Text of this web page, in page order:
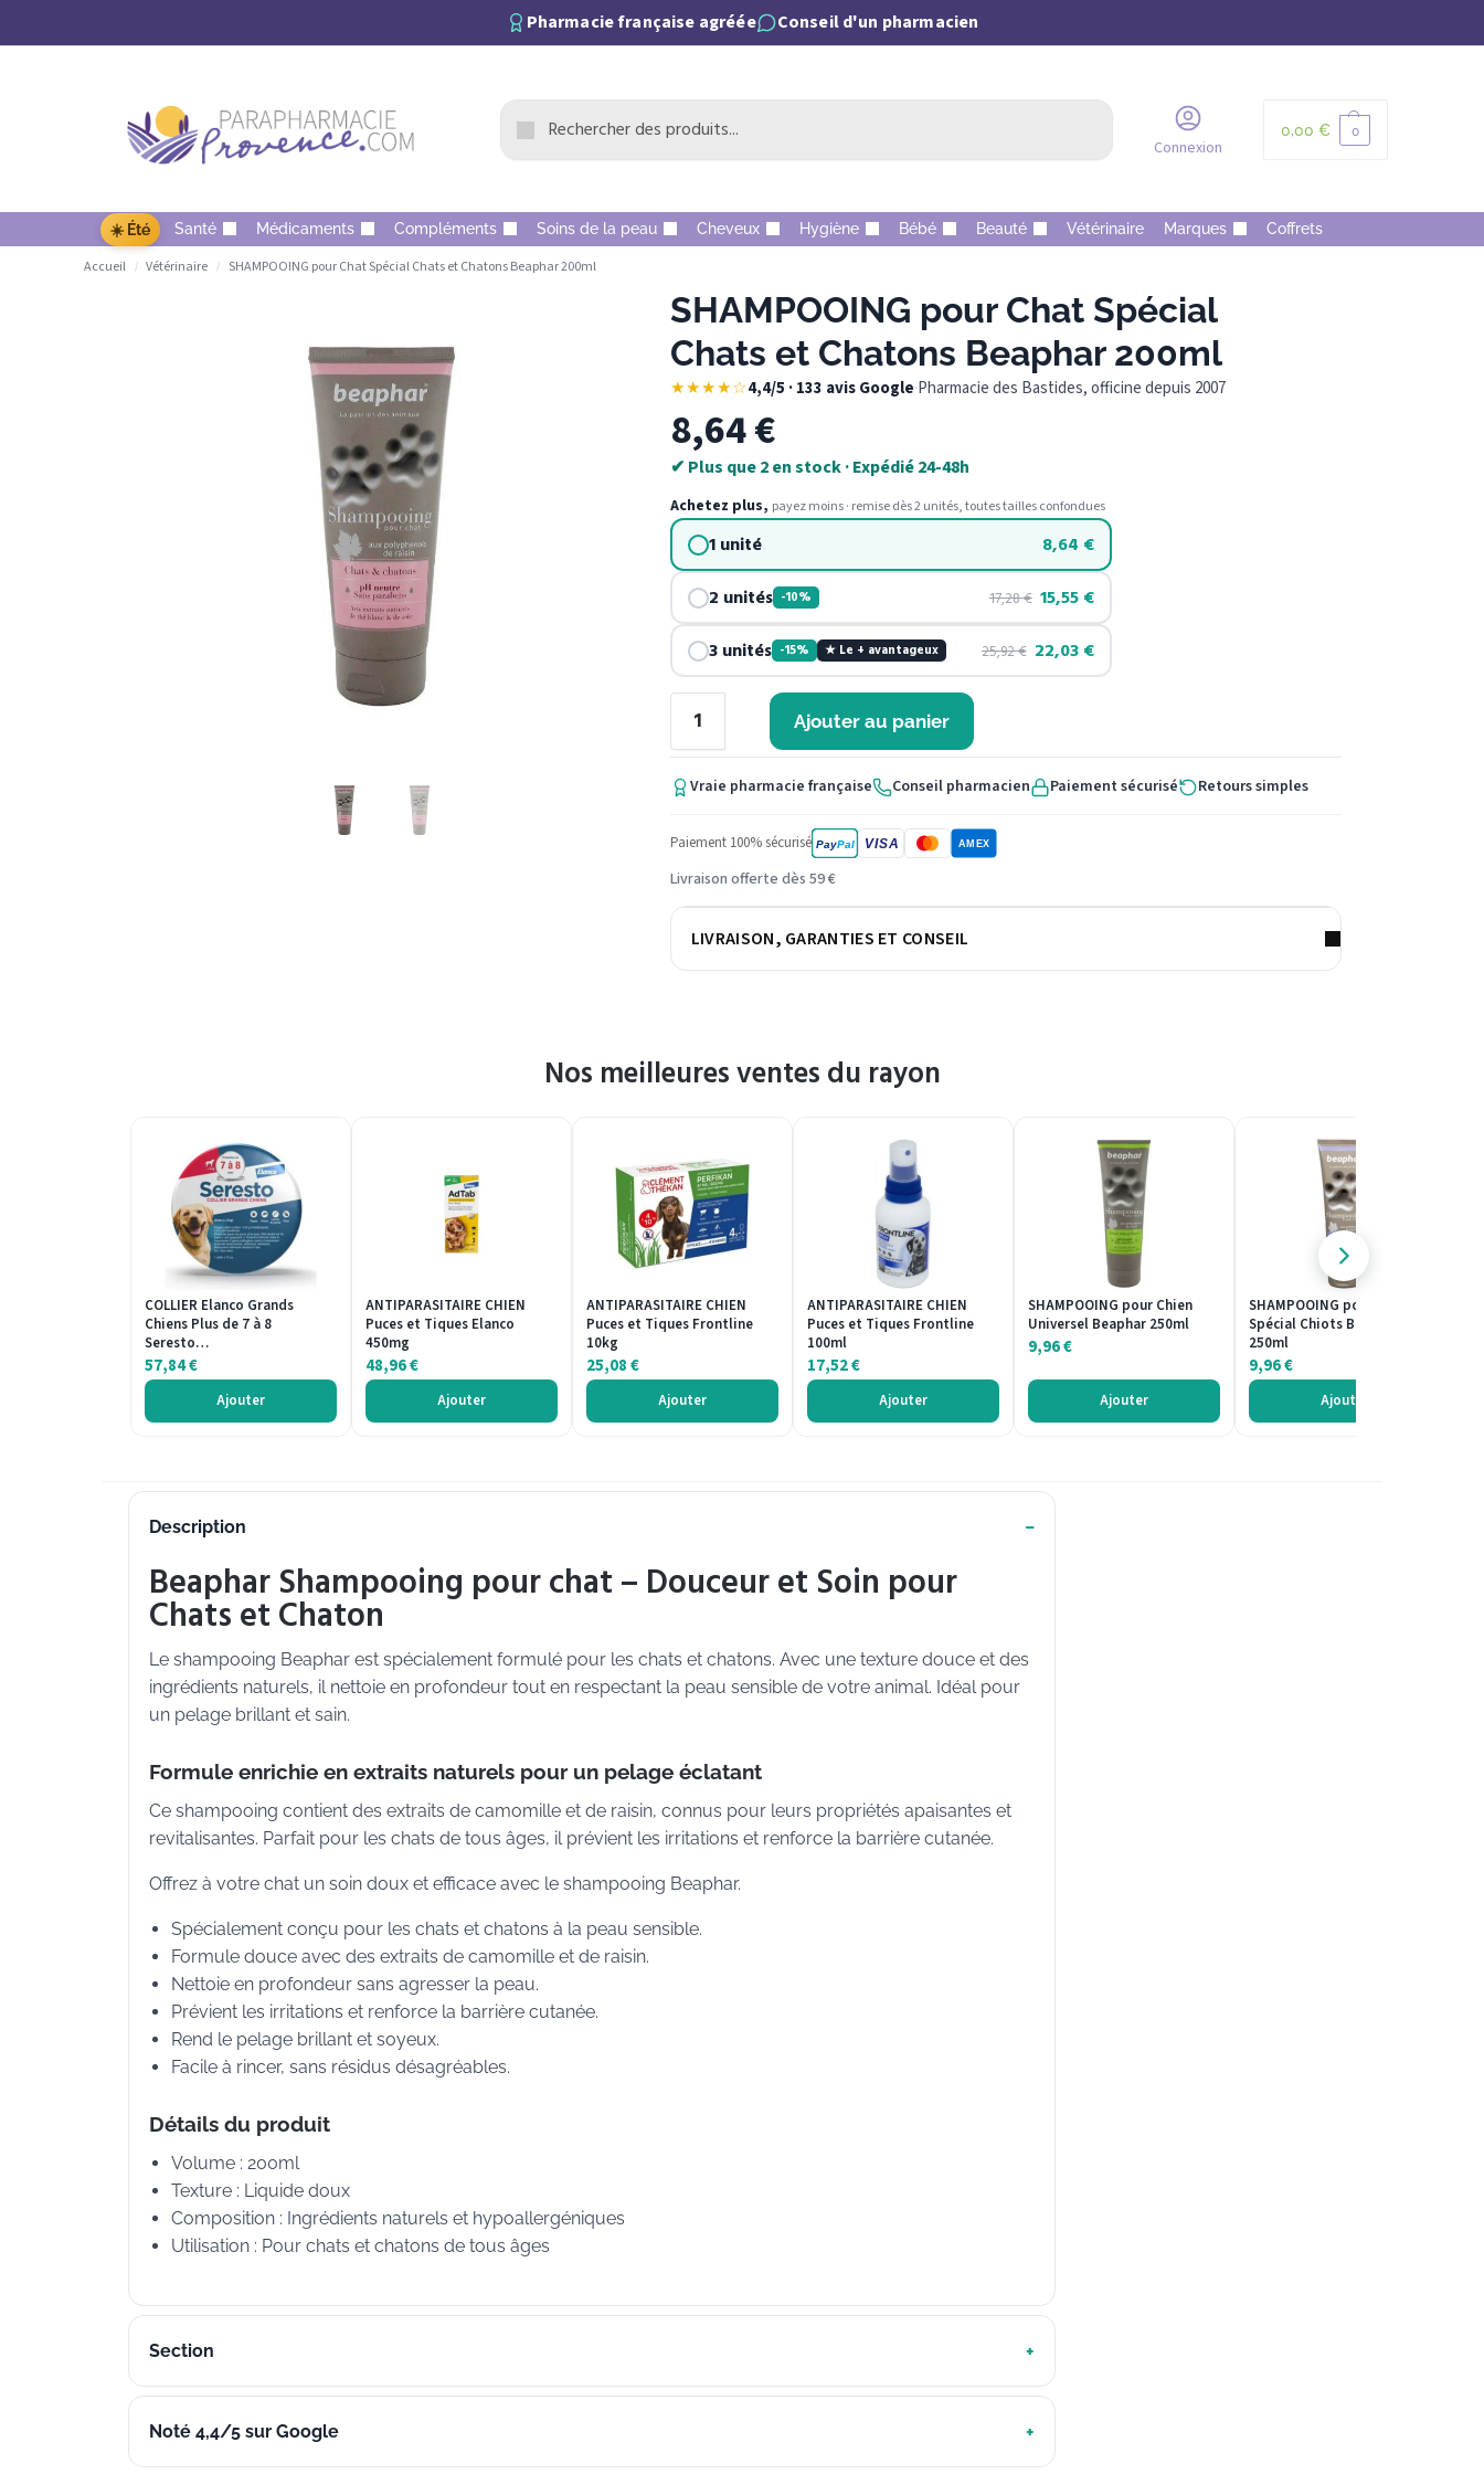
Pharmacie française agréée Conseil d'un pharmacien
Connexion
0,00 € 0
☀️ Été Santé Médicaments Compléments Soins de la peau Cheveux Hygiène Bébé Beauté Vétérinaire Marques Coffrets
Accueil / Vétérinaire / SHAMPOOING pour Chat Spécial Chats et Chatons Beaphar 200ml
SHAMPOOING pour Chat Spécial
Chats et Chatons Beaphar 200ml
★★★★☆4,4/5 · 133 avis Google·Pharmacie des Bastides, officine depuis 2007
8,64€
✔ Plus que 2 en stock · Expédié 24-48h
Achetez plus, payez moins · remise dès 2 unités, toutes tailles confondues
1 unité 8,64 €
2 unités -10% 17,28€ 15,55€
3 unités -15% ★ Le + avantageux 25,92€ 22,03€
Ajouter au panier
Vraie pharmacie française Conseil pharmacien Paiement sécurisé Retours simples
Paiement 100% sécurisé PayPal VISA AMEX
Livraison offerte dès 59 €
LIVRAISON, GARANTIES ET CONSEIL
Nos meilleures ventes du rayon
COLLIER Elanco Grands
Chiens Plus de 7 à 8
Seresto…
57,84€
Ajouter
ANTIPARASITAIRE CHIEN
Puces et Tiques Elanco
450mg
48,96€
Ajouter
ANTIPARASITAIRE CHIEN
Puces et Tiques Frontline
10kg
25,08€
Ajouter
ANTIPARASITAIRE CHIEN
Puces et Tiques Frontline
100ml
17,52€
Ajouter
SHAMPOOING pour Chien
Universel Beaphar 250ml
9,96€
Ajouter
SHAMPOOING pour Chien
Spécial Chiots Beaphar
250ml
9,96€
Ajouter
Description
Beaphar Shampooing pour chat – Douceur et Soin pour
Chats et Chaton
Le shampooing Beaphar est spécialement formulé pour les chats et chatons. Avec une texture douce et des
ingrédients naturels, il nettoie en profondeur tout en respectant la peau sensible de votre animal. Idéal pour
un pelage brillant et sain.
Formule enrichie en extraits naturels pour un pelage éclatant
Ce shampooing contient des extraits de camomille et de raisin, connus pour leurs propriétés apaisantes et
revitalisantes. Parfait pour les chats de tous âges, il prévient les irritations et renforce la barrière cutanée.
Offrez à votre chat un soin doux et efficace avec le shampooing Beaphar.
Spécialement conçu pour les chats et chatons à la peau sensible.
Formule douce avec des extraits de camomille et de raisin.
Nettoie en profondeur sans agresser la peau.
Prévient les irritations et renforce la barrière cutanée.
Rend le pelage brillant et soyeux.
Facile à rincer, sans résidus désagréables.
Détails du produit
Volume : 200ml
Texture : Liquide doux
Composition : Ingrédients naturels et hypoallergéniques
Utilisation : Pour chats et chatons de tous âges
Section
Noté 4,4/5 sur Google